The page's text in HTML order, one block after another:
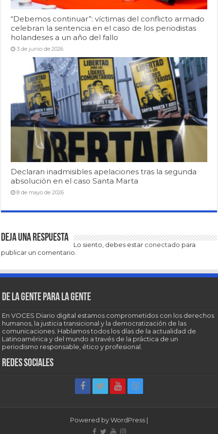
“Debemos continuar”: víctimas del conflicto armado
celebran la sentencia en el caso de los periodistas
holandeses a un año del fallo
3 de junio de 2026
Declaran inadmisibles apelaciones tras la segunda
absolución en el caso Santa Marta
8 de mayo de 2026
Deja una respuesta
Lo siento, debes estar conectado para
publicar un comentario.
De la gente para la gente
En VOCES Diario digital estamos comprometidos con los derechos
humanos, la justicia transicional y la democratización de las
comunicaciones. Hablamos todos los días de la actualidad de
Latinoamérica y del mundo a través de la práctica de un
periodismo responsable, ético y profesional.
Redes sociales
Powered byWordPress |